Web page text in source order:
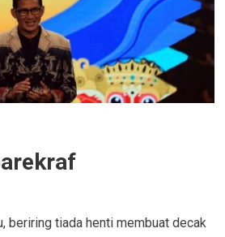
beriring tiada henti membuat decak